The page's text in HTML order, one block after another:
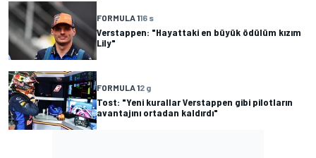
FORMULA 116 s
Verstappen: "Hayattaki en büyük ödülüm kızım
Lily"
FORMULA 12 g
Tost: "Yeni kurallar Verstappen gibi pilotların
avantajını ortadan kaldırdı"